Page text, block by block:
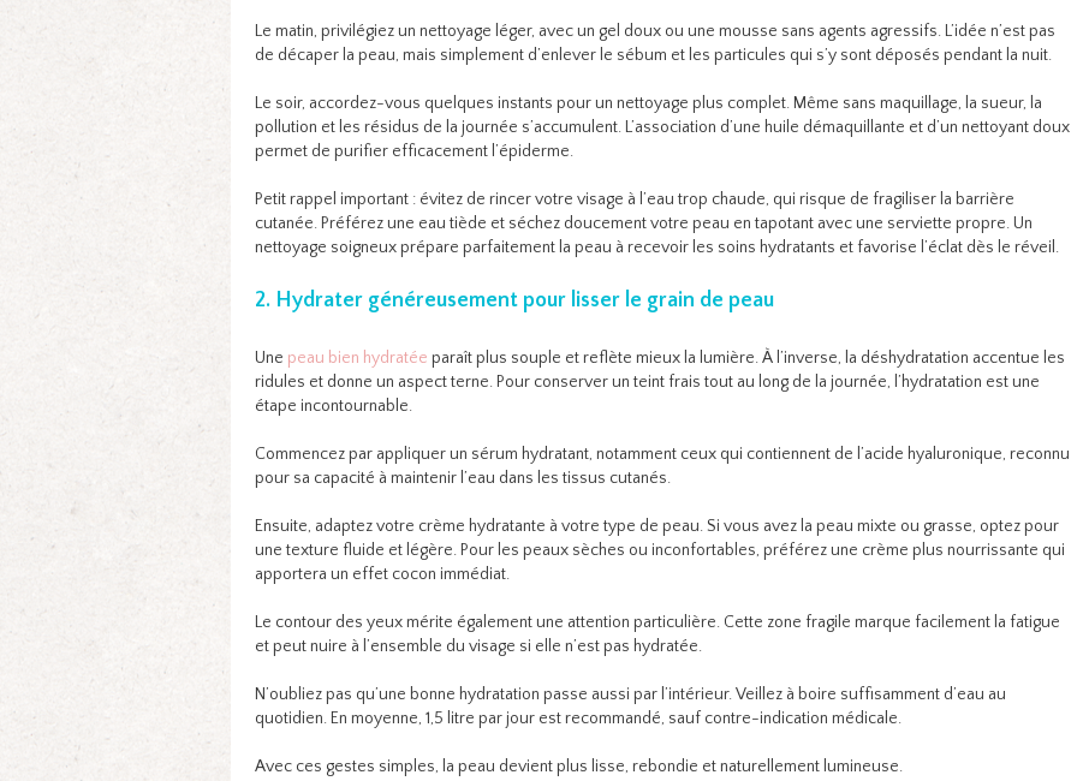
Le matin, privilégiez un nettoyage léger, avec un gel doux ou une mousse sans agents agressifs. L’idée n’est pas
de décaper la peau, mais simplement d’enlever le sébum et les particules qui s’y sont déposés pendant la nuit.
Le soir, accordez-vous quelques instants pour un nettoyage plus complet. Même sans maquillage, la sueur, la
pollution et les résidus de la journée s’accumulent. L’association d’une huile démaquillante et d’un nettoyant doux
permet de purifier efficacement l’épiderme.
Petit rappel important : évitez de rincer votre visage à l’eau trop chaude, qui risque de fragiliser la barrière
cutanée. Préférez une eau tiède et séchez doucement votre peau en tapotant avec une serviette propre. Un
nettoyage soigneux prépare parfaitement la peau à recevoir les soins hydratants et favorise l’éclat dès le réveil.
2. Hydrater généreusement pour lisser le grain de peau
Une peau bien hydratée paraît plus souple et reflète mieux la lumière. À l’inverse, la déshydratation accentue les
ridules et donne un aspect terne. Pour conserver un teint frais tout au long de la journée, l’hydratation est une
étape incontournable.
Commencez par appliquer un sérum hydratant, notamment ceux qui contiennent de l’acide hyaluronique, reconnu
pour sa capacité à maintenir l’eau dans les tissus cutanés.
Ensuite, adaptez votre crème hydratante à votre type de peau. Si vous avez la peau mixte ou grasse, optez pour
une texture fluide et légère. Pour les peaux sèches ou inconfortables, préférez une crème plus nourrissante qui
apportera un effet cocon immédiat.
Le contour des yeux mérite également une attention particulière. Cette zone fragile marque facilement la fatigue
et peut nuire à l’ensemble du visage si elle n’est pas hydratée.
N’oubliez pas qu’une bonne hydratation passe aussi par l’intérieur. Veillez à boire suffisamment d’eau au
quotidien. En moyenne, 1,5 litre par jour est recommandé, sauf contre-indication médicale.
Avec ces gestes simples, la peau devient plus lisse, rebondie et naturellement lumineuse.